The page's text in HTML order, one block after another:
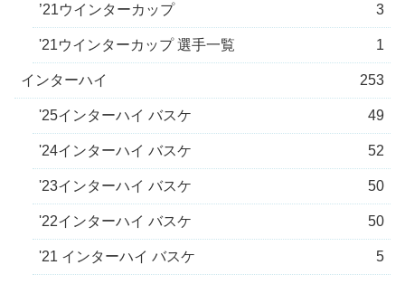
’21ウインターカップ 3
'21ウインターカップ 選手一覧 1
インターハイ 253
'25インターハイ バスケ 49
'24インターハイ バスケ 52
'23インターハイ バスケ 50
'22インターハイ バスケ 50
'21 インターハイ バスケ 5